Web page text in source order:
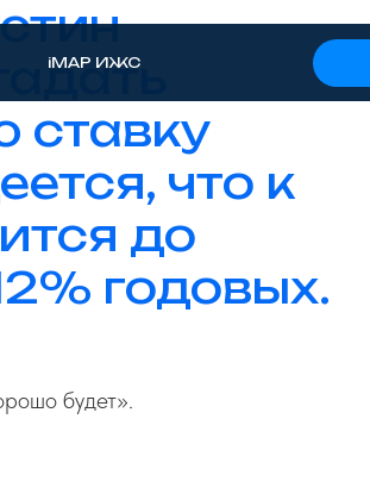
iMAP ИЖС
ставку
что к
до
годовых.
будет».